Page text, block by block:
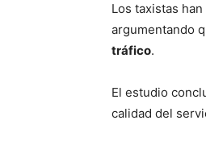
Los taxistas
argumentando
tráfico.
El estudio
calidad del